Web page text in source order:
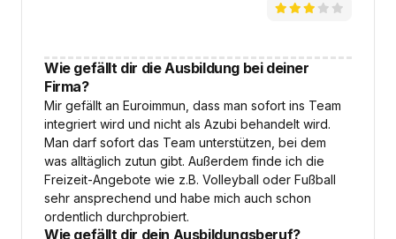
Wie gefällt dir die Ausbildung bei deiner
Firma?
Mir gefällt an Euroimmun, dass man sofort ins Team
integriert wird und nicht als Azubi behandelt wird.
Man darf sofort das Team unterstützen, bei dem
was alltäglich zutun gibt. Außerdem finde ich die
Freizeit-Angebote wie z.B. Volleyball oder Fußball
sehr ansprechend und habe mich auch schon
ordentlich durchprobiert.
Wie gefällt dir dein Ausbildungsberuf?